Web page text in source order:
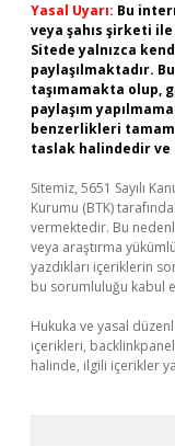
Yasal Uyarı: Bu
veya şahıs şirketi
Sitede yalnızca
paylaşılmaktadır.
taşımamakta olup,
paylaşım
benzerlikleri
taslak halindedir ve
Sitemiz, 5651 Sayılı
Kurumu (BTK)
vermektedir. Bu
veya araştırma
yazdıkları içeriklerin
bu sorumluluğu kabul
Hukuka ve yasal
içerikleri,
halinde, ilgili içerikler